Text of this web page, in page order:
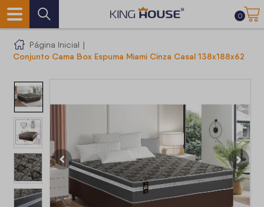
0
Página Inicial |
Conjunto Cama Box Espuma Miami Cinza Casal 138x188x62